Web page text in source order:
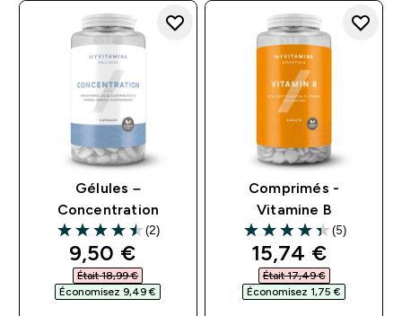
Gélules –
Concentration
4.5 out of 5 stars
(2)
discounted price
9,50 €‎
Était 18,99 €‎
Économisez 9,49 €‎
Comprimés -
Vitamine B
4.4 out of 5 stars
(5)
discounted
15,74 €‎
Était 17,49 €‎
Économisez 1,75 €‎